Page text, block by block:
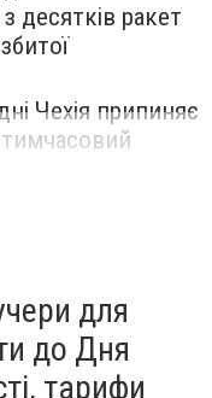
з десятків ракет
Чехія припиняє
для
до Дня
тарифи